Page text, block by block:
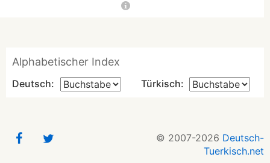
Alphabetischer Index
Deutsch: Türkisch:
© 2007-2026 Deutsch-
Tuerkisch.net